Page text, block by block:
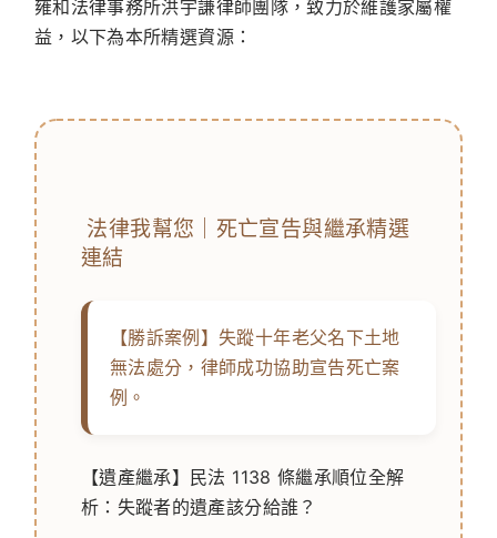
雍和法律事務所洪宇謙律師團隊，致力於維護家屬權
益，以下為本所精選資源：
法律我幫您｜死亡宣告與繼承精選
連結
【勝訴案例】失蹤十年老父名下土地
無法處分，律師成功協助宣告死亡案
例。
【遺產繼承】民法 1138 條繼承順位全解
析：失蹤者的遺產該分給誰？